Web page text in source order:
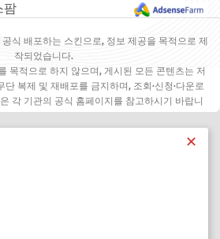
팜
식 배포하는 스킨으로, 정보 제공을 목적으로 제
작되었습니다.
목적으로 하지 않으며, 게시된 모든 콘텐츠는 저
복제 및 재배포를 금지하며, 조회·신청·다운로
각 기관의 공식 홈페이지를 참고하시기 바랍니
✕